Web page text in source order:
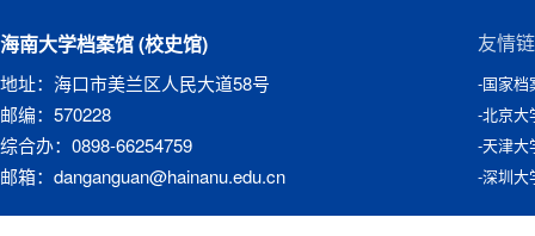
海南大学档案馆 (校史馆)
地址：海口市美兰区人民大道58号
邮编：570228
综合办：0898-66254759
邮箱：danganguan@hainanu.edu.cn
友情
-国家档
-北京大
-天津大
-深圳大